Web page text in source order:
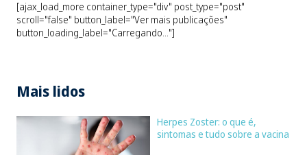
[ajax_load_more container_type="div" post_type="post"
scroll="false" button_label="Ver mais publicações"
button_loading_label="Carregando..."]
Mais lidos
Herpes Zoster: o que é,
sintomas e tudo sobre a vacina